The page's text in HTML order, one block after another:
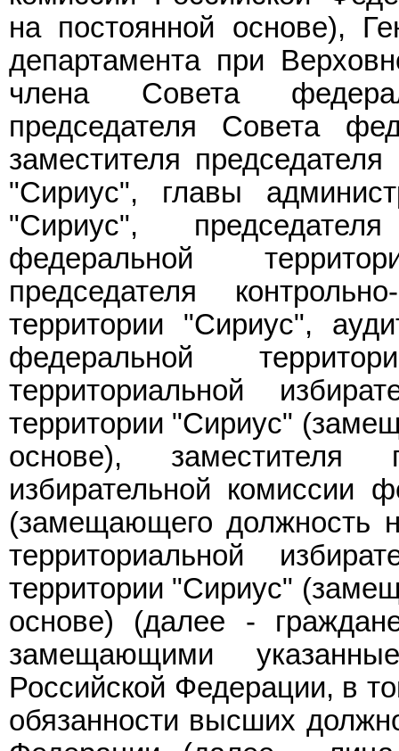
на постоянной основе),
департамента при
члена Совета
председателя Совета
заместителя
"Сириус", главы
"Сириус",
федеральной
председателя
территории "Сириус",
федеральной
территориальной
территории "Сириус"
основе), заместителя
избирательной комиссии
(замещающего должность
территориальной
территории "Сириус"
основе) (далее -
замещающими
Российской Федерации, в
обязанности высших